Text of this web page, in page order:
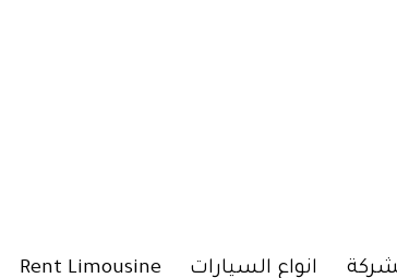
انواع السيارات Rent Limousine